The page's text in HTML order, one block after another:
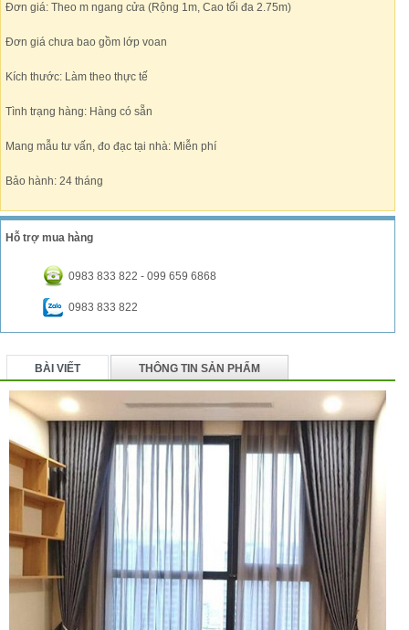
Đơn giá: Theo m ngang cửa (Rộng 1m, Cao tối đa 2.75m)
Đơn giá chưa bao gồm lớp voan
Kích thước: Làm theo thực tế
Tình trạng hàng: Hàng có sẵn
Mang mẫu tư vấn, đo đạc tại nhà: Miễn phí
Bảo hành: 24 tháng
Hỗ trợ mua hàng
0983 833 822 - 099 659 6868
0983 833 822
BÀI VIẾT THÔNG TIN SẢN PHẨM
BÌNH LUẬN